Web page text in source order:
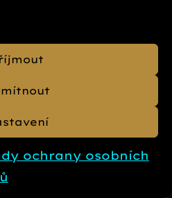
ochrany osobních
příjmu jsem
trhy:
na Masarykově
víkendu listopadu do